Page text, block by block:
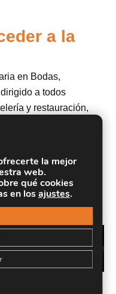
a la
en Bodas,
a todos
y restauración,
directa de las
sus locales y servicios
celebraciones,
medidas deben
sobre alérgenos.
persona
la mejor
web.
qué cookies
en losajustes.